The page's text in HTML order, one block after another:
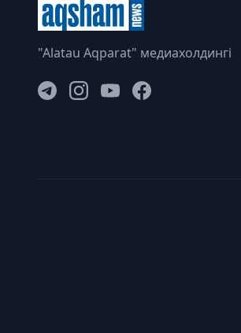
"Alatau Aqparat" медиахолдингі